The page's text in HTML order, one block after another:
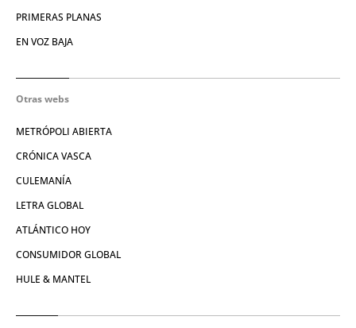
PRIMERAS PLANAS
EN VOZ BAJA
Otras webs
METRÓPOLI ABIERTA
CRÓNICA VASCA
CULEMANÍA
LETRA GLOBAL
ATLÁNTICO HOY
CONSUMIDOR GLOBAL
HULE & MANTEL